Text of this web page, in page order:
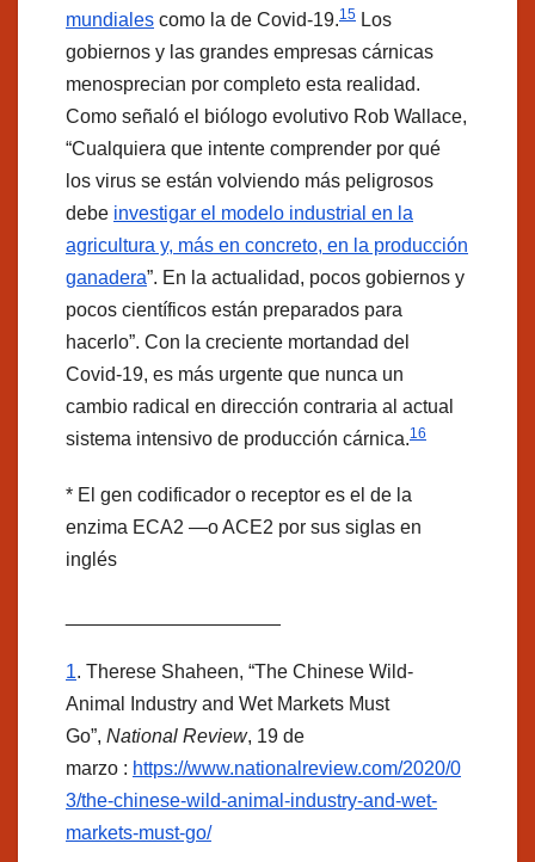
mundiales como la de Covid-19.15 Los
gobiernos y las grandes empresas cárnicas
menosprecian por completo esta realidad.
Como señaló el biólogo evolutivo Rob Wallace,
“Cualquiera que intente comprender por qué
los virus se están volviendo más peligrosos
debe investigar el modelo industrial en la
agricultura y, más en concreto, en la producción
ganadera”. En la actualidad, pocos gobiernos y
pocos científicos están preparados para
hacerlo”. Con la creciente mortandad del
Covid-19, es más urgente que nunca un
cambio radical en dirección contraria al actual
sistema intensivo de producción cárnica.16
* El gen codificador o receptor es el de la
enzima ECA2 —o ACE2 por sus siglas en
inglés
1. Therese Shaheen, “The Chinese Wild-
Animal Industry and Wet Markets Must
Go”, National Review, 19 de
marzo : https://www.nationalreview.com/2020/0
3/the-chinese-wild-animal-industry-and-wet-
markets-must-go/